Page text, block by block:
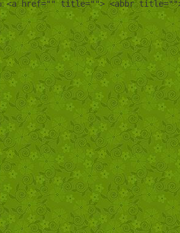
<a href="" title=""> <abbr title="">